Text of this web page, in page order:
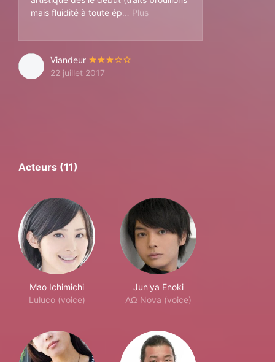
mais fluidité à toute ép
reuve) ainsi qu’un dynamisme
Viandeur
22 juillet 2017
Acteurs (11)
Mao Ichimichi
Luluco (voice)
Jun'ya Enoki
ΑΩ Nova (voice)